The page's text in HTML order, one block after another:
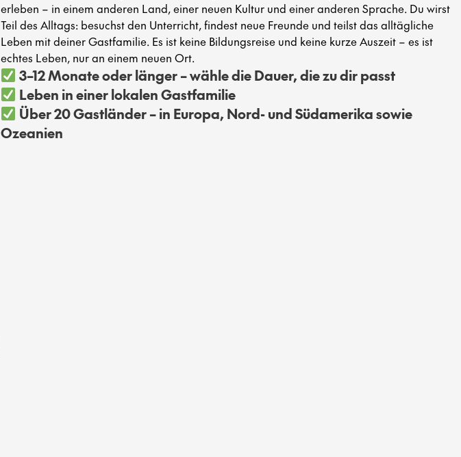
erleben – in einem anderen Land, einer neuen Kultur und einer anderen Sprache. Du wirst
Teil des Alltags: besuchst den Unterricht, findest neue Freunde und teilst das alltägliche
Leben mit deiner Gastfamilie. Es ist keine Bildungsreise und keine kurze Auszeit – es ist
echtes Leben, nur an einem neuen Ort.
3–12 Monate oder länger – wähle die Dauer, die zu dir passt
Leben in einer lokalen Gastfamilie
Über 20 Gastländer – in Europa, Nord- und Südamerika sowie
Ozeanien